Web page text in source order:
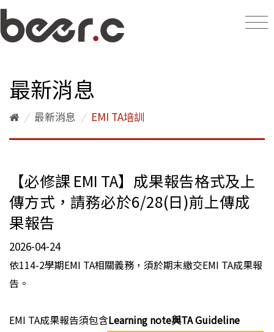
最新消息
/ 最新消息 / EMI TA培訓
【必修課 EMI TA】成果報告格式及上
傳方式，請務必於6/28(日)前上傳成
果報告
2026-04-24
依114-2學期EMI TA相關義務，須於期末繳交EMI TA成果報
告。
EMI TA成果報告須包含Learning note與TA Guideline